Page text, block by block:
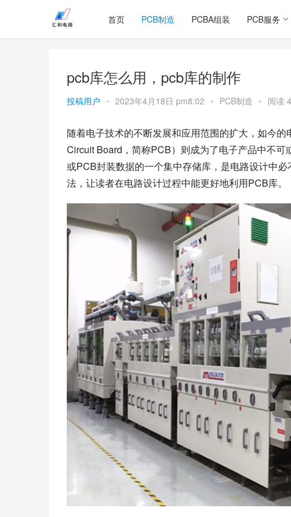
首页 PCB制造 PCBA组装 PCB服务
pcb库怎么用，pcb库的制作
投稿用户 • 2023年4月18日 pm8:02 • PCB制造 • 阅读
随着电子技术的不断发展和应用范围的扩大，如今
Circuit Board，简称PCB）则成为了电子产品中不
或PCB封装数据的一个集中存储库，是电路设计中
法，让读者在电路设计过程中能更好地利用PCB库。